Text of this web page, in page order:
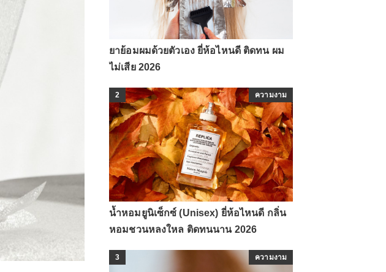
ยาย้อมผมด้วยตัวเอง ยี่ห้อไหนดี ติดทน ผม
ไม่เสีย 2026
2 ความงาม
น้ำหอมยูนิเซ็กซ์ (Unisex) ยี่ห้อไหนดี กลิ่น
หอมชวนหลงใหล ติดทนนาน 2026
3 ความงาม